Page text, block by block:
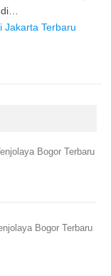
Jakarta Terbaru
Bogor Terbaru
Bogor Terbaru